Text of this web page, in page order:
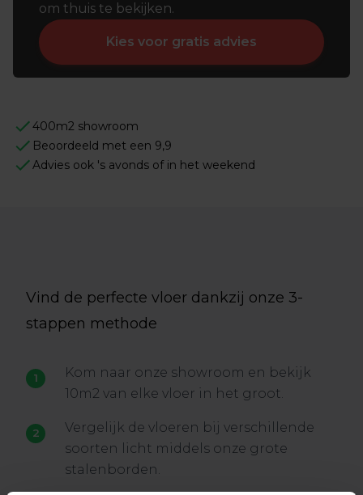
om thuis te bekijken.
Kies voor gratis advies
400m2 showroom
Beoordeeld met een 9,9
Advies ook 's avonds of in het weekend
Vind de perfecte vloer dankzij onze 3-
stappen methode
Kom naar onze showroom en bekijk
10m2 van elke vloer in het groot.
Vergelijk de vloeren bij verschillende
soorten licht middels onze grote
stalenborden.